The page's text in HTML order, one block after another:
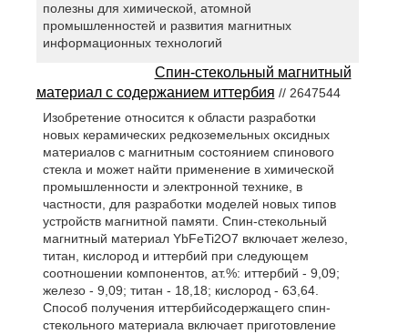
полезны для химической, атомной
промышленностей и развития магнитных
информационных технологий
Спин-стекольный магнитный
материал с содержанием иттербия // 2647544
Изобретение относится к области разработки
новых керамических редкоземельных оксидных
материалов с магнитным состоянием спинового
стекла и может найти применение в химической
промышленности и электронной технике, в
частности, для разработки моделей новых типов
устройств магнитной памяти. Спин-стекольный
магнитный материал YbFeTi2O7 включает железо,
титан, кислород и иттербий при следующем
соотношении компонентов, ат.%: иттербий - 9,09;
железо - 9,09; титан - 18,18; кислород - 63,64.
Способ получения иттербийсодержащего спин-
стекольного материала включает приготовление